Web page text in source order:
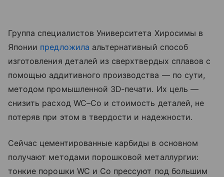
Группа специалистов Университета Хиросимы в
Японии предложила альтернативный способ
изготовления деталей из сверхтвердых сплавов с
помощью аддитивного производства — по сути,
методом промышленной 3D‑печати. Их цель —
снизить расход WC–Co и стоимость деталей, не
потеряв при этом в твердости и надежности.
Сейчас цементированные карбиды в основном
получают методами порошковой металлургии:
тонкие порошки WC и Co прессуют под большим